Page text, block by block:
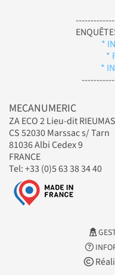
*
*
*
MECANUMERIC
ZA ECO 2 Lieu-dit RIEUMAS
CS 52030 Marssac s/ Tarn
81036 Albi Cedex 9
FRANCE
Tel: +33 (0)5 63 38 34 40